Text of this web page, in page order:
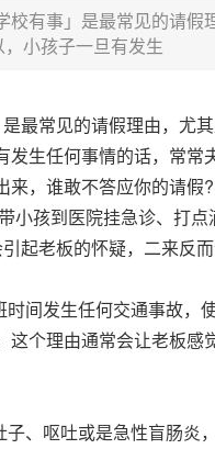
有事」是最常见的请假
小孩子一旦有发生
最常见的请假理由，尤
发生任何事情的话，常常
来，谁敢不答应你的请假
小孩到医院挂急诊、打点
起老板的怀疑，二来反
间发生任何交通事故，
这个理由通常会让老板感
子、呕吐或是急性盲肠炎